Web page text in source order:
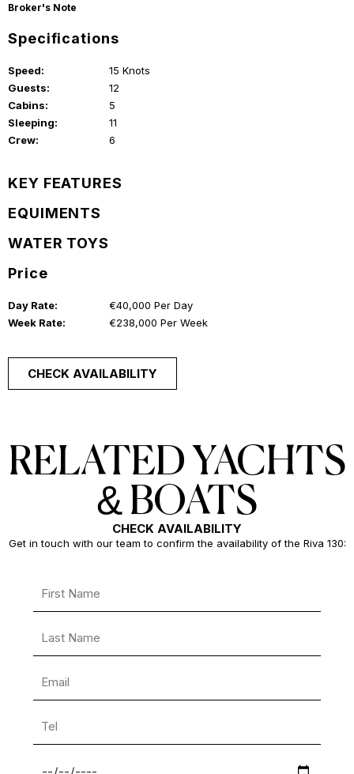
Broker's Note
Specifications
Speed:
15 Knots
Guests:
12
Cabins:
5
Sleeping:
11
Crew:
6
KEY FEATURES
EQUIMENTS
WATER TOYS
Price
Day Rate:
€40,000 Per Day
Week Rate:
€238,000 Per Week
CHECK AVAILABILITY
RELATED YACHTS
& BOATS
CHECK AVAILABILITY
Get in touch with our team to confirm the availability of the Riva 130: